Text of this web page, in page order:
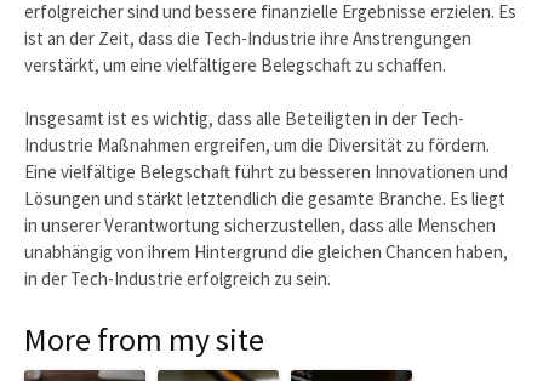
erfolgreicher sind und bessere finanzielle Ergebnisse erzielen. Es
ist an der Zeit, dass die Tech-Industrie ihre Anstrengungen
verstärkt, um eine vielfältigere Belegschaft zu schaffen.
Insgesamt ist es wichtig, dass alle Beteiligten in der Tech-
Industrie Maßnahmen ergreifen, um die Diversität zu fördern.
Eine vielfältige Belegschaft führt zu besseren Innovationen und
Lösungen und stärkt letztendlich die gesamte Branche. Es liegt
in unserer Verantwortung sicherzustellen, dass alle Menschen
unabhängig von ihrem Hintergrund die gleichen Chancen haben,
in der Tech-Industrie erfolgreich zu sein.
More from my site